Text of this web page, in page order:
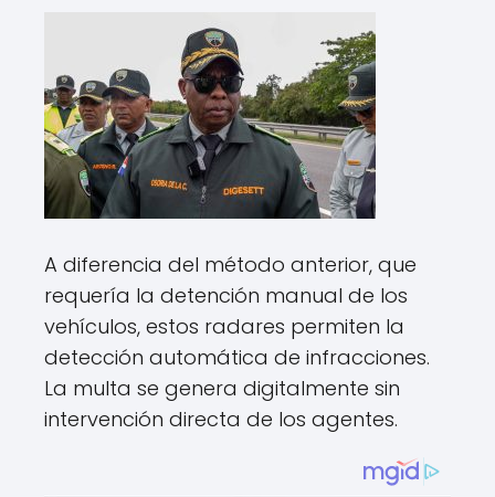
A diferencia del método anterior, que
requería la detención manual de los
vehículos, estos radares permiten la
detección automática de infracciones.
La multa se genera digitalmente sin
intervención directa de los agentes.